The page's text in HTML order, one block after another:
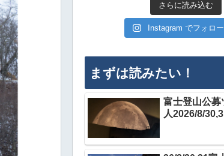
さらに読み込む
Instagram でフォロー
まずは読みたい！
富士登山公募
人2026/8/